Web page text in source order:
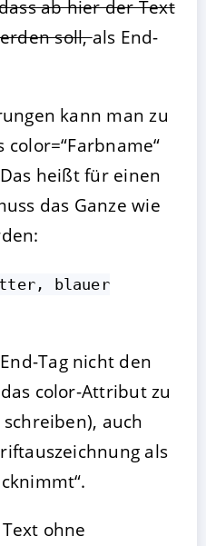
ab hier der Text
soll,als End-
kann man zu
color=“Farbname“
heißt für einen
das Ganze wie
blauer
Tag nicht den
color-Attribut zu
auch
als
ohne